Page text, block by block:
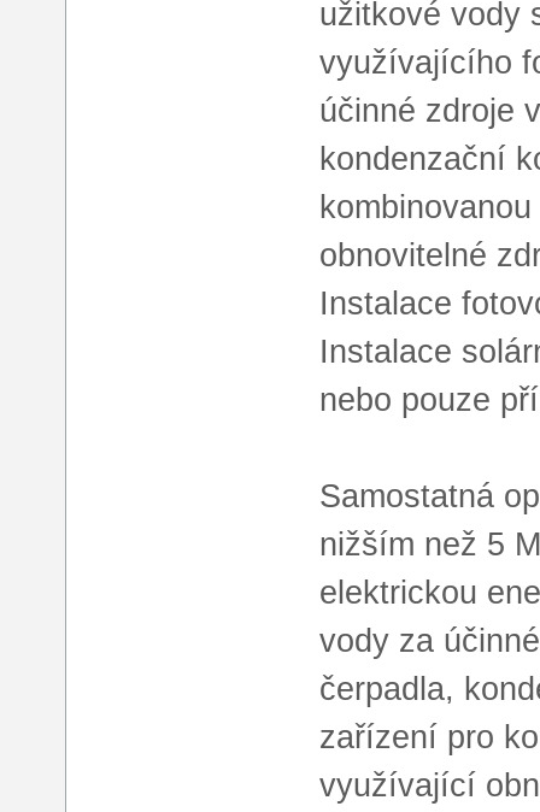
užitkové vody
využívajícího
účinné zdroje
kondenzační
obnovitelné
Instalace
Instalace
nebo pouze
Samostatná
nižším než 5
elektrickou
vody za
čerpadla,
zařízení pro
využívající